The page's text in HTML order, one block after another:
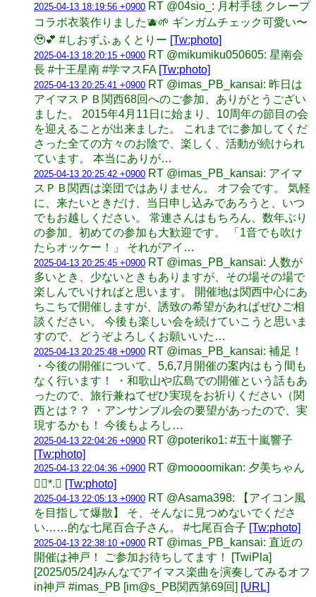
2025-04-13 18:19:56 +0900 RT @04sio_: 月村手毬 クレープ
コラボ衣装作りました🫐🌱 ギンガムチェック可愛い〜
🥹💕 #しおずふぁくとりー [Tw:photo]
2025-04-13 18:20:15 +0900 RT @mikumiku050605: 星南会
長 #十王星南 #学マスFA [Tw:photo]
2025-04-13 20:25:41 +0900 RT @imas_PB_kansai: 昨日は
アイマスＰＢ関西68回へのご参加、ありがとうござい
ました。 2015年4月11日に始まり、10周年の節目の会
を迎えることが出来ました。 これまでに参加してくだ
さった全ての方々のお陰で、楽しく、活動が続けられ
ています。 本当にありが…
2025-04-13 20:25:42 +0900 RT @imas_PB_kansai: アイマ
スＰＢ関西は楽団ではありません。 オフ会です。 気軽
に、来たいときだけ、当日申し込みであろうと、いつ
でもお越しください。 常連さんはもちろん、数年ぶり
の参加、初めての参加も大歓迎です。 「1音でも吹け
たらオッケー！」 それがアイ…
2025-04-13 20:25:45 +0900 RT @imas_PB_kansai: 人数が
多いとき、少ないときもありますが、その場その場で
楽しんでいければと思います。 開催地は関西中心にあ
ちこちで開催しますが、誘致の希望があればぜひご相
談ください。 今後も楽しい会を続けていこうと思いま
すので、どうぞよろしくお願いいた…
2025-04-13 20:25:48 +0900 RT @imas_PB_kansai: 補足！
・今後の開催について、5,6,7月開催の案内はもう間も
なく行います！ ・和歌山や広島での開催という話もあ
ったので、旅行兼ねてぜひ実現をお祈りください（関
西とは？？ ・アンサンブル会の要望があったので、実
現するかも！ 今後もよろし…
2025-04-13 22:04:26 +0900 RT @poteriko1: #五十嵐響子
[Tw:photo]
2025-04-13 22:04:36 +0900 RT @moooomikan: 夕美ちゃん
❁⃘*.ﾟ [Tw:photo]
2025-04-13 22:05:13 +0900 RT @Asama398: 【アイコン風
を目指して爆散】 そ、そんなに見つめないでくださ
い……的な七尾百合子さん。 #七尾百合子 [Tw:photo]
2025-04-13 22:38:10 +0900 RT @imas_PB_kansai: 直近の
開催は神戸！ ご参加お待ちしてます！ [TwiPla]
[2025/05/24]みんなでアイマス楽曲を演奏してみるオフ
in神戸 #imas_PB [im@s_PB関西第69回] [URL]